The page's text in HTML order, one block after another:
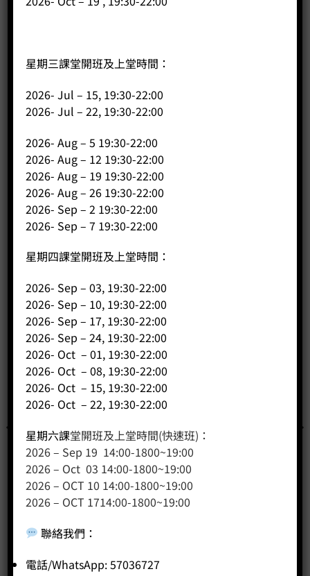
https://www.instagram.com/coffeepublicltd/
Facebook: https://www.facebook.com/coffeepublicltd/
相關商品
已售完
CP180 尼加拉瓜 帕拉尼瑪荔枝園特規 (100g)
Price: HK$
星期三課堂開班及上堂時間：
2026- Jul – 15, 19:30-22:00
2026- Jul – 22, 19:30-22:00
2026- Aug – 5 19:30-22:00
2026- Aug – 12 19:30-22:00
2026- Aug – 19 19:30-22:00
2026- Aug – 26 19:30-22:00
2026- Sep – 2 19:30-22:00
2026- Sep – 7 19:30-22:00
星期四課堂開班及上堂時間：
2026- Sep – 03, 19:30-22:00
2026- Sep – 10, 19:30-22:00
2026- Sep – 17, 19:30-22:00
2026- Sep – 24, 19:30-22:00
2026- Oct – 01, 19:30-22:00
2026- Oct – 08, 19:30-22:00
2026- Oct – 15, 19:30-22:00
2026- Oct – 22, 19:30-22:00
星期六課堂開班及上堂時間(快速班)：
2026 – Sep 19 14:00-1800~19:00
2026 – Oct 03 14:00-1800~19:00
2026 – OCT 10 14:00-1800~19:00
2026 – OCT 1714:00-1800~19:00
聯絡我們 ：
電話/WhatsApp: 57036727